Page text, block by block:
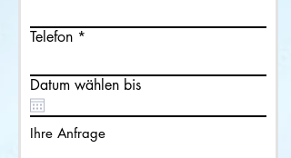
Telefon
Datum wählen bis
Ihre Anfrage